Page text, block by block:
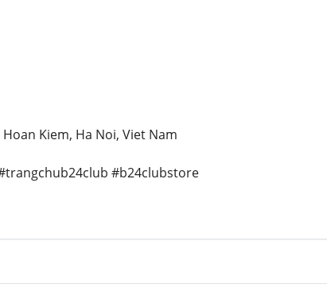
Kiem, Ha Noi, Viet Nam
#b24clubstore